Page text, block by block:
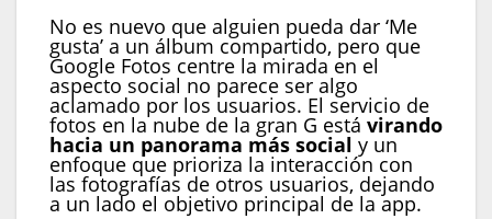
No es nuevo que alguien pueda dar ‘Me
gusta’ a un álbum compartido, pero que
Google Fotos centre la mirada en el
aspecto social no parece ser algo
aclamado por los usuarios. El servicio de
fotos en la nube de la gran G está virando
hacia un panorama más social y un
enfoque que prioriza la interacción con
las fotografías de otros usuarios, dejando
a un lado el objetivo principal de la app.